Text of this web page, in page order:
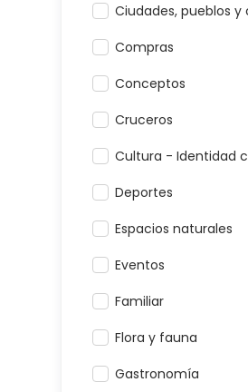
Ciudades, pueblos y
Compras
Conceptos
Cruceros
Cultura - Identidad
Deportes
Espacios naturales
Eventos
Familiar
Flora y fauna
Gastronomía